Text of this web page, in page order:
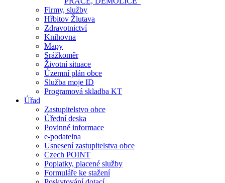
Firmy, služby
Hřbitov Žlutava
Zdravotnictví
Knihovna
Mapy
Srážkoměr
Životní situace
Územní plán obce
Služba moje ID
Programová skladba KT
Úřad
Zastupitelstvo obce
Úřední deska
Povinné informace
e-podatelna
Usnesení zastupitelstva obce
Czech POINT
Poplatky, placené služby
Formuláře ke stažení